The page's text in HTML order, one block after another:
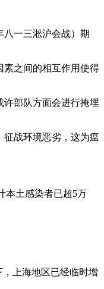
八一三淞沪会战）期
素之间的相互作用使得
部队方面会进行掩埋
战环境恶劣，这为瘟
本土感染者已超5万
上海地区已经临时增